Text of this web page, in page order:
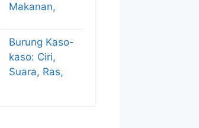
Makanan,
Burung Kaso-
kaso: Ciri,
Suara, Ras,